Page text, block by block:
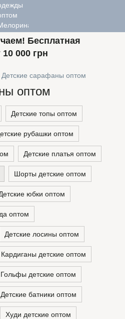
Бесплатная
10 000 грн
Детские сарафаны оптом
оптом
Детские топы оптом
рубашки оптом
Детские платья оптом
Шорты детские оптом
юбки оптом
оптом
Детские лосины оптом
Кардиганы детские оптом
Гольфы детские оптом
Детские батники оптом
Худи детские оптом